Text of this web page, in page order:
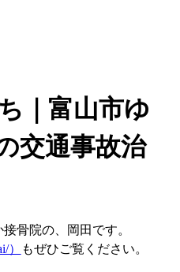
｜富山市ゆ
交通事故治
骨院の、岡田です。
）
もぜひご覧ください。